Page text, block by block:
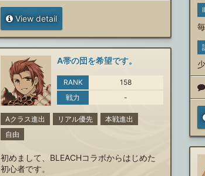
View detail
A帯の団を希望です。
RANK
158
戦力
-
Aクラス進出 リアル優先
本戦進出
自由
初めまして、BLEACHコラボからはじめた
初心者です。